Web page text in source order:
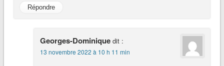
Répondre
Georges-Dominique dit :
13 novembre 2022 à 10 h 11 min